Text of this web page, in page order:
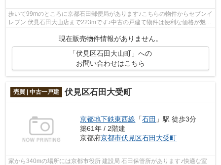
歩いて99mのところに京都石田郵便局があります♪こちらの物件からセブンイ
レブン 伏見石田大山店まで223mです♪中古の戸建て物件は便利な価格が魅力
現在販売物件情報がありません。
「伏見区石田大山町」への
お問い合わせはこちら
売買 | 中古一戸建 伏見区石田大受町
京都地下鉄東西線 「石田 」駅 徒歩3分
築61年 / 2階建
京都府京都市伏見区石田大受町
家から340mの場所には京都市役所 建設局 石田保管所があります♪快適な室